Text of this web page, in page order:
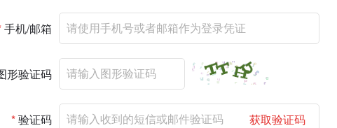
手机/邮箱
形验证码
*验证码 获取验证码